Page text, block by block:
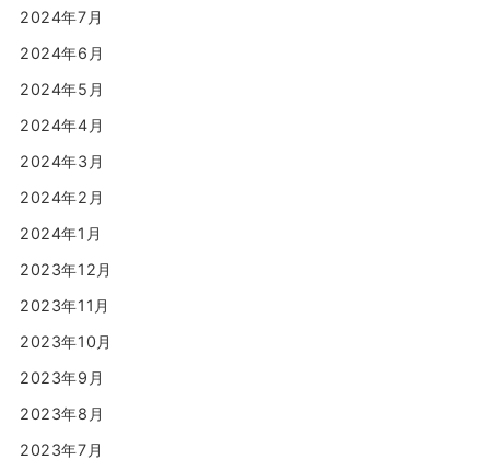
2024年7月
2024年6月
2024年5月
2024年4月
2024年3月
2024年2月
2024年1月
2023年12月
2023年11月
2023年10月
2023年9月
2023年8月
2023年7月